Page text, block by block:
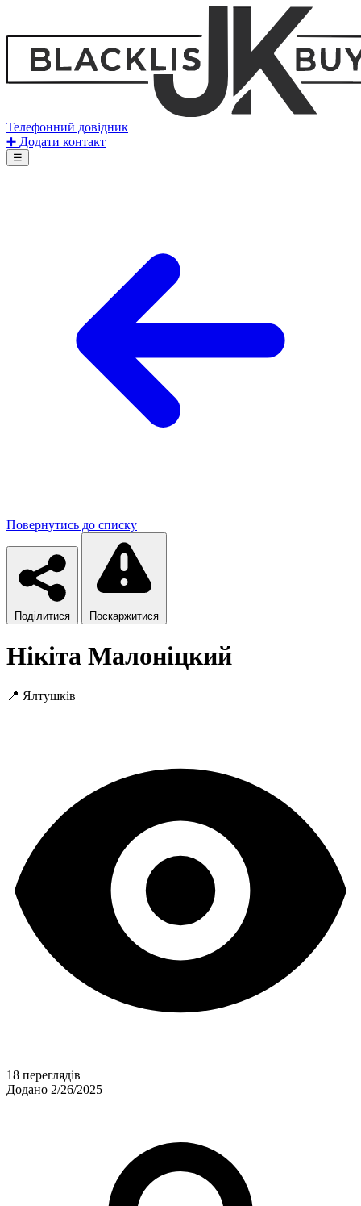
Телефонний довідник
➕ Додати контакт
☰
Повернутись до списку
Поділитися Поскаржитися
Нікіта Малоніцкий
📍 Ялтушків
18 переглядів
Додано 2/26/2025